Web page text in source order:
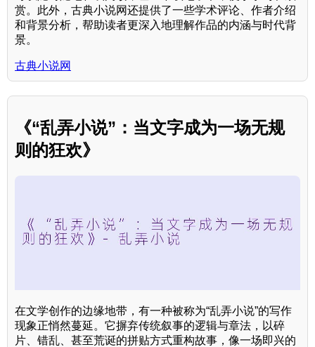
赏。此外，古典小说网还提供了一些学术评论、作者介绍
和背景分析，帮助读者更深入地理解作品的内涵与时代背
景。
古典小说网
《“乱弄小说”：当文字成为一场无规
则的狂欢》
在文学创作的边缘地带，有一种被称为“乱弄小说”的写作
现象正悄然蔓延。它摒弃传统叙事的逻辑与章法，以碎
片、错乱、甚至荒诞的拼贴方式重构故事，像一场即兴的